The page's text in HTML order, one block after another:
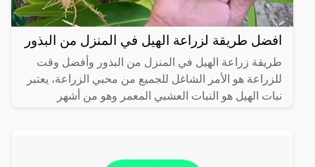
افضل طريقة لزراعة الهيل في المنزل من البذور
طريقة زراعة الهيل في المنزل من البذور وأفضل وقت
للزراعة هو الأمر الشاغل للجميع من محبي الزراعة، يعتبر
نبات الهيل هو النبات العشبي المعمر وهو من أشهر